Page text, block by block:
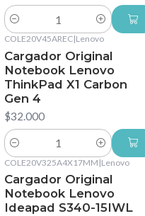
Cantidad
COLE20V45AREC|Lenovo
Cargador Original
Notebook Lenovo
ThinkPad X1 Carbon
Gen 4
$32.000
Cantidad
COLE20V325A4X17MM |Lenovo
Cargador Original
Notebook Lenovo
Ideapad S340-15IWL